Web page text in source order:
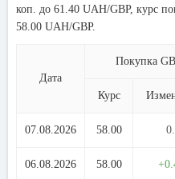
коп. до 61.40 UAH/GBP, курс
58.00 UAH/GBP.
Дата
Покупка
Курс
07.08.2026 58.00
06.08.2026 58.00